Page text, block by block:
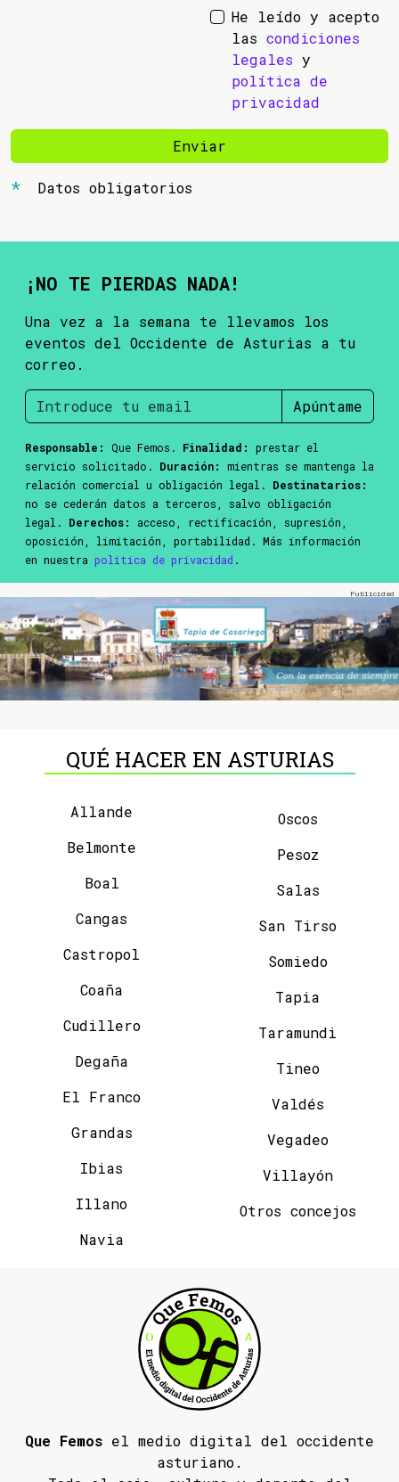
He leído y acepto
las condiciones
legales y
política de
privacidad
Enviar
Datos obligatorios
¡NO TE PIERDAS NADA!
Una vez a la semana te llevamos los
eventos del Occidente de Asturias a tu
correo.
Apúntame
Responsable: Que Femos. Finalidad:
prestar el
servicio solicitado. Duración:
mientras se mantenga la
relación comercial u obligación legal. Destinatarios:
no se cederán datos a terceros, salvo obligación
legal. Derechos:
acceso, rectificación, supresión,
oposición, limitación, portabilidad. Más información
en nuestra política de privacidad .
QUÉ HACER EN ASTURIAS
Allande
Belmonte
Boal
Cangas
Castropol
Coaña
Cudillero
Degaña
El Franco
Grandas
Ibias
Illano
Navia
Oscos
Pesoz
Salas
San Tirso
Somiedo
Tapia
Taramundi
Tineo
Valdés
Vegadeo
Villayón
Otros concejos
Que Femos el medio digital del occidente
asturiano.